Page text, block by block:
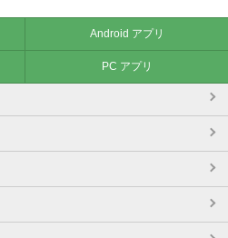
Android アプリ
PC アプリ